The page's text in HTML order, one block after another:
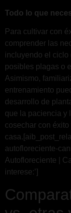
Todo lo que
Para cultivar con
comprender las
incluyendo el ciclo
posibles plagas o
Asimismo,
entrenamiento
desarrollo de
que la paciencia y
cosechar con
autofloreciente-
Autofloreciente |
interese:’]